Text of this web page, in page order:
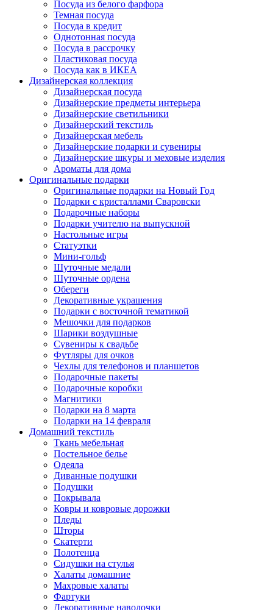
Посуда из белого фарфора
Темная посуда
Посуда в кредит
Однотонная посуда
Посуда в рассрочку
Пластиковая посуда
Посуда как в ИКЕА
Дизайнерская коллекция
Дизайнерская посуда
Дизайнерские предметы интерьера
Дизайнерские светильники
Дизайнерский текстиль
Дизайнерская мебель
Дизайнерские подарки и сувениры
Дизайнерские шкуры и меховые изделия
Ароматы для дома
Оригинальные подарки
Оригинальные подарки на Новый Год
Подарки с кристаллами Сваровски
Подарочные наборы
Подарки учителю на выпускной
Настольные игры
Статуэтки
Мини-гольф
Шуточные медали
Шуточные ордена
Обереги
Декоративные украшения
Подарки с восточной тематикой
Мешочки для подарков
Шарики воздушные
Сувениры к свадьбе
Футляры для очков
Чехлы для телефонов и планшетов
Подарочные пакеты
Подарочные коробки
Магнитики
Подарки на 8 марта
Подарки на 14 февраля
Домашний текстиль
Ткань мебельная
Постельное белье
Одеяла
Диванные подушки
Подушки
Покрывала
Ковры и ковровые дорожки
Пледы
Шторы
Скатерти
Полотенца
Сидушки на стулья
Халаты домашние
Махровые халаты
Фартуки
Декоративные наволочки